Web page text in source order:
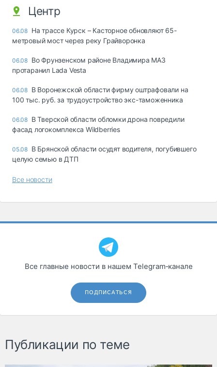
Центр
06.08 На трассе Курск – Касторное обновляют 65-
метровый мост через реку Грайворонка
06.08 Во Фрунзенском районе Владимира МАЗ
протаранил Lada Vesta
06.08 В Воронежской области фирму оштрафовали на
100 тыс. руб. за трудоустройство экс-таможенника
06.08 В Тверской области обломки дрона повредили
фасад логокомплекса Wildberries
05.08 В Брянской области осудят водителя, погубившего
целую семью в ДТП
Все новости
Все главные новости в нашем Telegram‑канале
ПОДПИСАТЬСЯ
Публикации по теме